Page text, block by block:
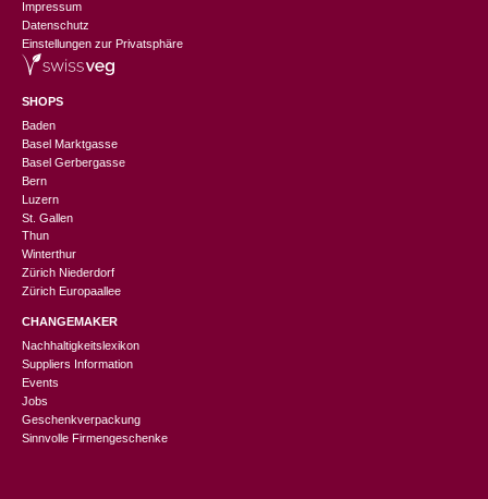
Impressum
Datenschutz
Einstellungen zur Privatsphäre
SHOPS
Baden
Basel Marktgasse
Basel Gerbergasse
Bern
Luzern
St. Gallen
Thun
Winterthur
Zürich Niederdorf
Zürich Europaallee
CHANGEMAKER
Nachhaltigkeitslexikon
Suppliers Information
Events
Jobs
Geschenkverpackung
Sinnvolle Firmengeschenke